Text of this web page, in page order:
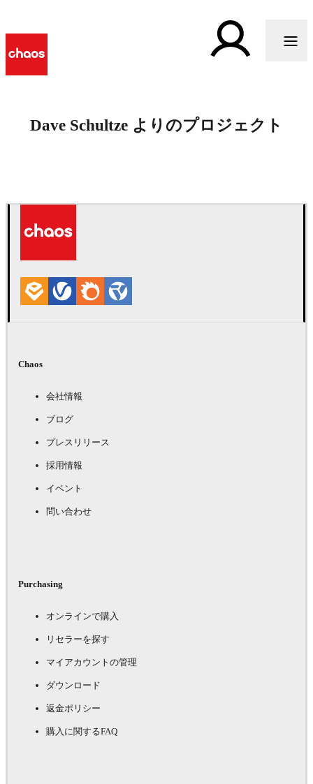
Dave Schultze よりのプロジェクト
Chaos
会社情報
ブログ
プレスリリース
採用情報
イベント
問い合わせ
Purchasing
オンラインで購入
リセラーを探す
マイアカウントの管理
ダウンロード
返金ポリシー
購入に関するFAQ